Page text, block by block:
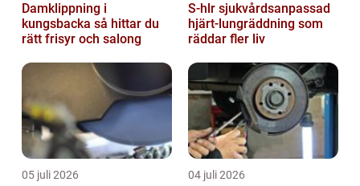
Damklippning i
kungsbacka så hittar du
rätt frisyr och salong
S-hlr sjukvårdsanpassad
hjärt-lungräddning som
räddar fler liv
05 juli 2026 04 juli 2026